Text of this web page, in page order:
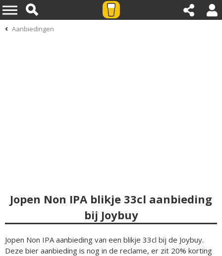
Aanbiedingen
Jopen Non IPA blikje 33cl aanbieding
bij Joybuy
Jopen Non IPA aanbieding van een blikje 33cl bij de Joybuy.
Deze bier aanbieding is nog in de reclame, er zit 20% korting